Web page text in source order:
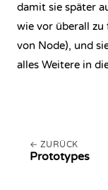
damit sie später
wie vor überall zu
von Node), und
alles Weitere in
ZURÜCK
Prototypes